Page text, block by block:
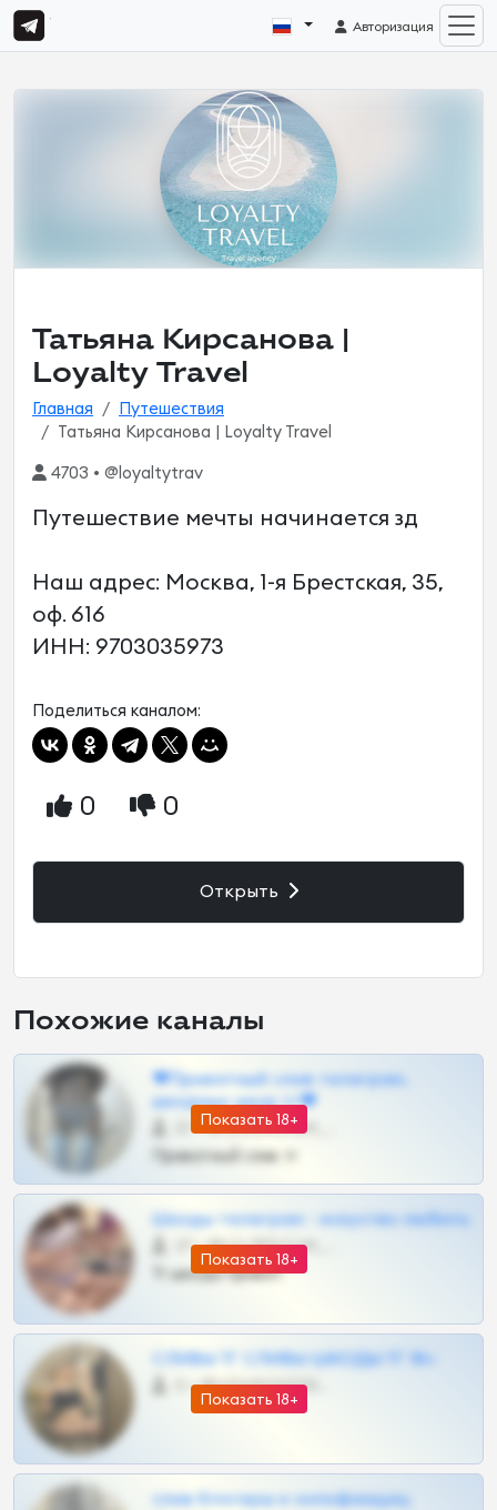
Авторизация
Татьяна Кирсанова |
Loyalty Travel
Главная
Путешествия
Татьяна Кирсанова | Loyalty Travel
4703 • @loyaltytrav
Путешествие мечты начинается зд
Наш адрес: Москва, 1-я Брестская, 35,
оф. 616
ИНН: 9703035973
Поделиться каналом:
0 0
Открыть
Похожие каналы
Показать 18+
❤Приватный слив телеграм,
шкодных шкур тг❤
57 •
Приватный слив тг
Показать 18+
Шкоды телеграм - искуство любить
27 •
Тг шкоды приват
Показать 18+
СЛИВЫ ТГ СЛИВЫ ШКОДЫ ТГ 18+
0 •
слив блогерш и онлифанщиц